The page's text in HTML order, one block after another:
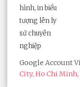
hình, in biểu
tượng lên ly
sứ chuyên
nghiệp
Google Account
City, Ho Chi